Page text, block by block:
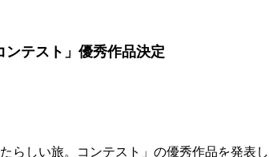
ンテスト」優秀作品決定
らしい旅。コンテスト」の優秀作品を発表